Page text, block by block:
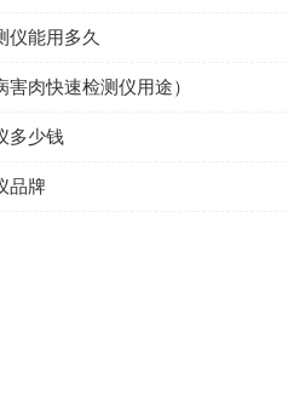
仪能用多久
肉快速检测仪用途）
多少钱
品牌